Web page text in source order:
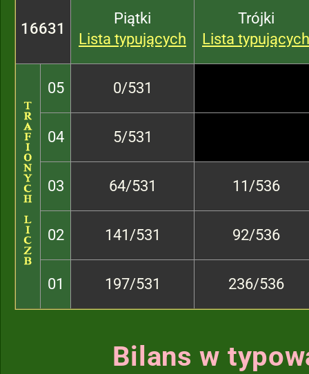
16631
Piątki
Lista typujących
Trójki
Lista typujących
05 0/531
04 5/531
03 64/531 11/536
02 141/531 92/536
01 197/531 236/536
Bilans w